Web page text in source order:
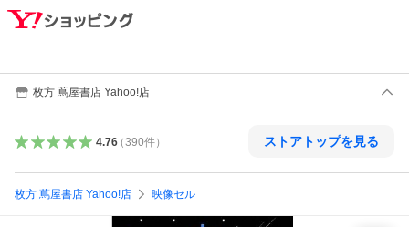
枚方 蔦屋書店 Yahoo!店
4.76（390件） ストアトップを見る
枚方 蔦屋書店 Yahoo!店 映像セル